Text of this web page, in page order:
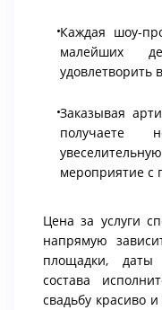
Каждая шоу-
малейших
удовлетворить
Заказывая
получаете
мероприятие с
Цена за услуги
напрямую
площадки, даты
состава
свадьбу красиво